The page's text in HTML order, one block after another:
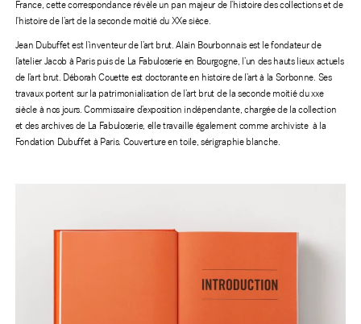
France, cette correspondance révèle un pan majeur de l’histoire des collections et de
l’histoire de l’art de la seconde moitié du XXe sièce.
Jean Dubuffet est l’inventeur de l’art brut. Alain Bourbonnais est le fondateur de
l’atelier Jacob à Paris puis de La Fabuloserie en Bourgogne, l’un des hauts lieux actuels
de l’art brut. Déborah Couette est doctorante en histoire de l’art à la Sorbonne. Ses
travaux portent sur la patrimonialisation de l’art brut de la seconde moitié du xxe
siècle à nos jours. Commissaire d’exposition indépendante, chargée de la collection
et des archives de La Fabuloserie, elle travaille également comme archiviste à la
Fondation Dubuffet à Paris. Couverture en toile, sérigraphie blanche.